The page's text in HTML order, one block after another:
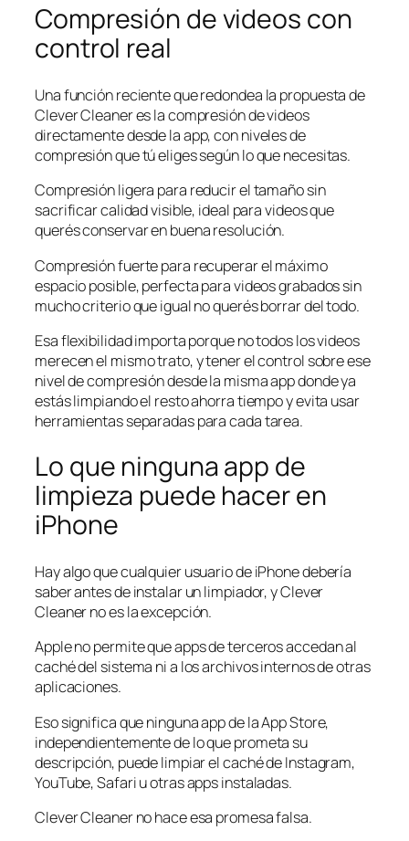
Compresión de videos con
control real
Una función reciente que redondea la propuesta de
Clever Cleaner es la compresión de videos
directamente desde la app, con niveles de
compresión que tú eliges según lo que necesitas.
Compresión ligera para reducir el tamaño sin
sacrificar calidad visible, ideal para videos que
querés conservar en buena resolución.
Compresión fuerte para recuperar el máximo
espacio posible, perfecta para videos grabados sin
mucho criterio que igual no querés borrar del todo.
Esa flexibilidad importa porque no todos los videos
merecen el mismo trato, y tener el control sobre ese
nivel de compresión desde la misma app donde ya
estás limpiando el resto ahorra tiempo y evita usar
herramientas separadas para cada tarea.
Lo que ninguna app de
limpieza puede hacer en
iPhone
Hay algo que cualquier usuario de iPhone debería
saber antes de instalar un limpiador, y Clever
Cleaner no es la excepción.
Apple no permite que apps de terceros accedan al
caché del sistema ni a los archivos internos de otras
aplicaciones.
Eso significa que ninguna app de la App Store,
independientemente de lo que prometa su
descripción, puede limpiar el caché de Instagram,
YouTube, Safari u otras apps instaladas.
Clever Cleaner no hace esa promesa falsa.